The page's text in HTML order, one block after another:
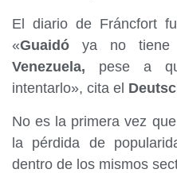
El diario de Fráncfort
«Guaidó ya no tiene
Venezuela, pese a
intentarlo», cita el
No es la primera vez
la pérdida de
dentro de los mismos